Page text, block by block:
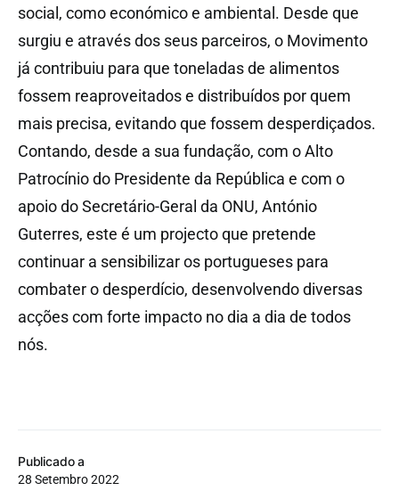
Publicado a
28 Setembro 2022
social, como económico e ambiental. Desde que
surgiu e através dos seus parceiros, o Movimento
já contribuiu para que toneladas de alimentos
fossem reaproveitados e distribuídos por quem
mais precisa, evitando que fossem desperdiçados.
Contando, desde a sua fundação, com o Alto
Patrocínio do Presidente da República e com o
apoio do Secretário-Geral da ONU, António
Guterres, este é um projecto que pretende
continuar a sensibilizar os portugueses para
combater o desperdício, desenvolvendo diversas
acções com forte impacto no dia a dia de todos
nós.